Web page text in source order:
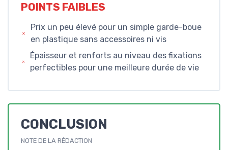
POINTS FAIBLES
Prix un peu élevé pour un simple garde-boue
en plastique sans accessoires ni vis
Épaisseur et renforts au niveau des fixations
perfectibles pour une meilleure durée de vie
CONCLUSION
NOTE DE LA RÉDACTION